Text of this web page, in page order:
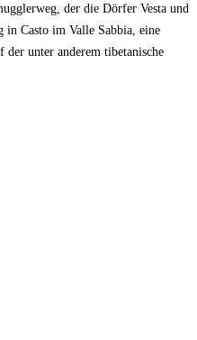
der die Dörfer Vesta und
Casto im Valle Sabbia, eine
unter anderem tibetanische